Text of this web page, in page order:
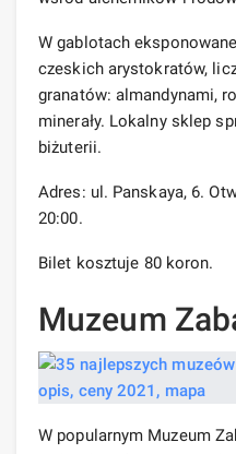
W gablotach
czeskich arystokratów,
granatów: almandynami,
minerały. Lokalny sklep
biżuterii.
Adres: ul. Panskaya, 6.
20:00.
Bilet kosztuje 80 koron.
Muzeum
W popularnym Muzeum